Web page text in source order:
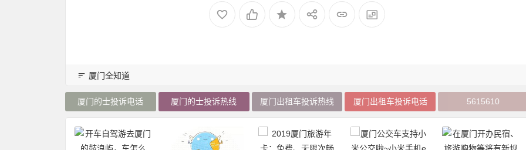
厦门全知道
厦门的士投诉电话 厦门的士投诉热线 厦门出租车投诉热线 厦门出租车投诉电话 5615610